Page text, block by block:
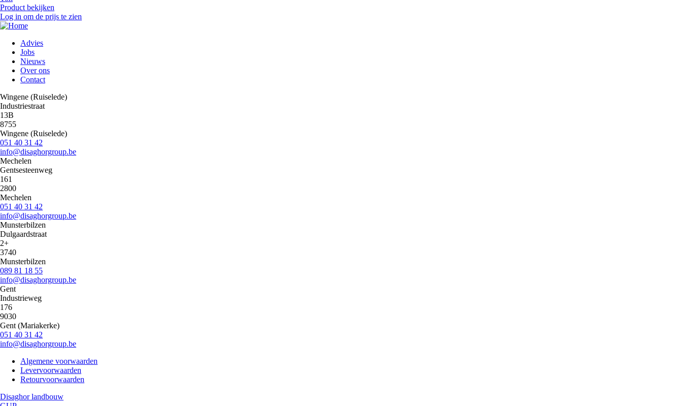
Product bekijken
Log in om de prijs te zien
Main
navigation
Advies
Jobs
Nieuws
Over ons
Contact
Wingene (Ruiselede)
Industriestraat
13B
8755
Wingene (Ruiselede)
051 40 31 42
info@disaghorgroup.be
Mechelen
Gentsesteenweg
161
2800
Mechelen
051 40 31 42
info@disaghorgroup.be
Munsterbilzen
Dulgaardstraat
2+
3740
Munsterbilzen
089 81 18 55
info@disaghorgroup.be
Gent
Industrieweg
176
9030
Gent (Mariakerke)
051 40 31 42
info@disaghorgroup.be
Commerce
menu
Algemene voorwaarden
Levervoorwaarden
Retourvoorwaarden
Disaghor landbouw